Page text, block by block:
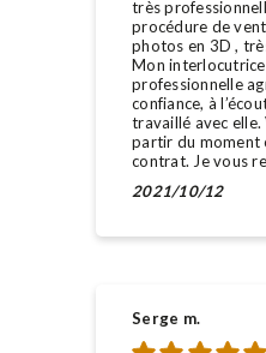
très
procédure de
photos en 3D ,
Mon
professionnelle
confiance, à
travaillé avec elle.
partir du moment
contrat. Je vous
2021/10/12
Serge m.